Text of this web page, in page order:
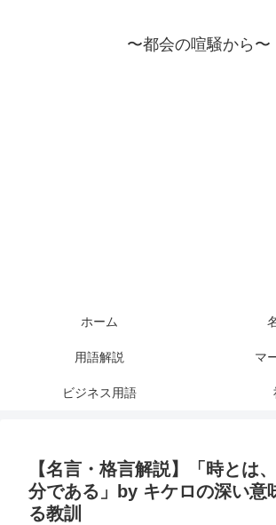
〜都会の喧騒から〜
ホーム
用語解説 マ
ビジネス用語
【名言・格言解説】「時とは
分である」by キケロの深い意
る教訓